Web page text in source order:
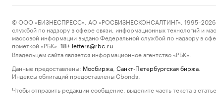
© ООО «БИЗНЕСПРЕСС», АО «РОСБИЗНЕСКОНСАЛТИНГ», 1995–2026.
службой по надзору в сфере связи, информационных технологий и
массовой информации выдано Федеральной службой по надзору в
пометкой «РБК».
18+ letters@rbc.ru
Владельцем сайта является информационное агентство «РБК».
Данные предоставлены: Мосбиржа Санкт-Петербургская биржа
Индексы облигаций предоставлены Cbonds.
Чтобы отправить редакции сообщение, выделите часть текста в